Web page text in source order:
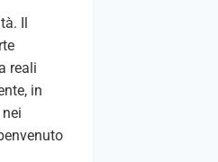
Il
reali
in